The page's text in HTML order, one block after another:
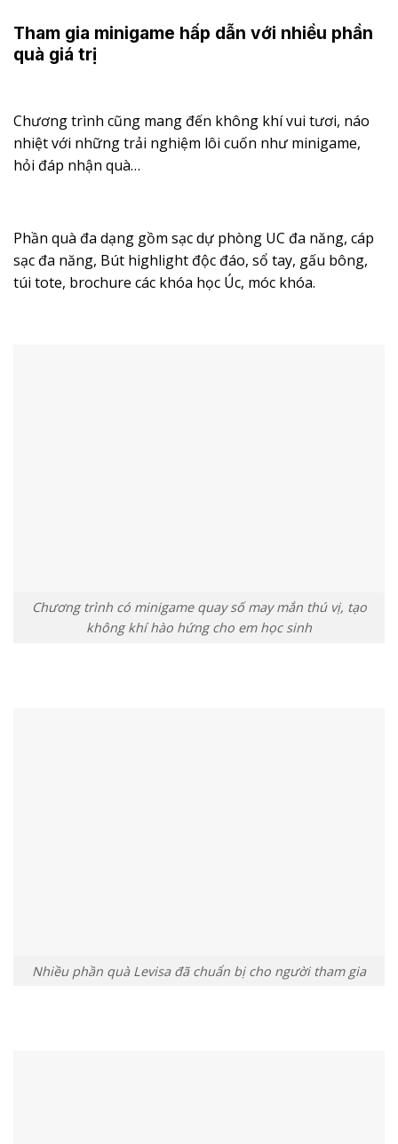
Tham gia minigame hấp dẫn với nhiều phần
quà giá trị
Chương trình cũng mang đến không khí vui tươi, náo
nhiệt với những trải nghiệm lôi cuốn như minigame,
hỏi đáp nhận quà…
Phần quà đa dạng gồm sạc dự phòng UC đa năng, cáp
sạc đa năng, Bút highlight độc đáo, sổ tay, gấu bông,
túi tote, brochure các khóa học Úc, móc khóa.
Chương trình có minigame quay số may mắn thú vị, tạo
không khí hào hứng cho em học sinh
Nhiều phần quà Levisa đã chuẩn bị cho người tham gia